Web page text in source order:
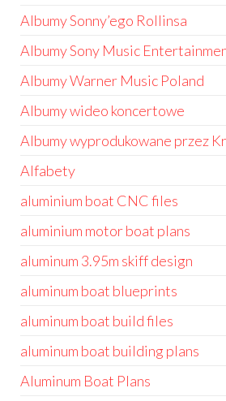
Albumy Sonny’ego Rollinsa
Albumy Sony Music
Albumy Warner Music Poland
Albumy wideo koncertowe
Albumy wyprodukowane przez
Alfabety
aluminium boat CNC files
aluminium motor boat plans
aluminum 3.95m skiff design
aluminum boat blueprints
aluminum boat build files
aluminum boat building plans
Aluminum Boat Plans